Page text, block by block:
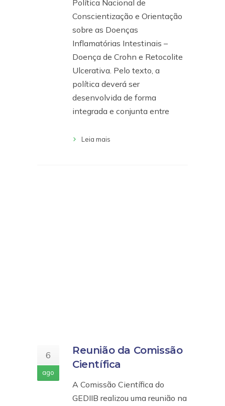
Política Nacional de
Conscientização e Orientação
sobre as Doenças
Inflamatórias Intestinais –
Doença de Crohn e Retocolite
Ulcerativa. Pelo texto, a
política deverá ser
desenvolvida de forma
integrada e conjunta entre
Leia mais
6
ago
Reunião da Comissão
Científica
A Comissão Científica do
GEDIIB realizou uma reunião na